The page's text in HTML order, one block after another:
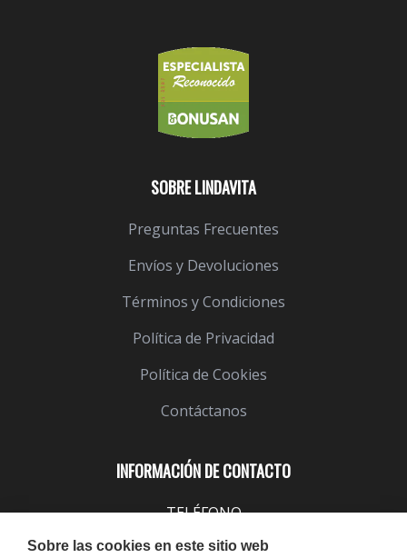
INFORMACIÓN DE CONTACTO
TELÉFONO
SOBRE LINDAVITA
Preguntas Frecuentes
Envíos y Devoluciones
Términos y Condiciones
Política de Privacidad
Política de Cookies
Contáctanos
Sobre las cookies en este sitio web